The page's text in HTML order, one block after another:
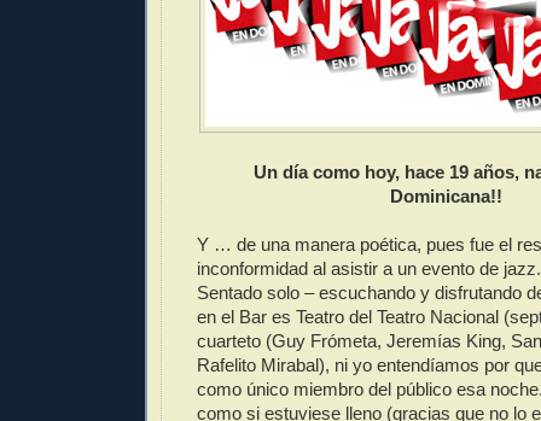
Un día como hoy, hace 19 años,
Dominicana!!
Y … de una manera poética, pues fue el
inconformidad al asistir a un evento de
Sentado solo – escuchando y disfrutando
en el Bar es Teatro del Teatro Nacional
cuarteto (Guy Frómeta, Jeremías King,
Rafelito Mirabal), ni yo entendíamos por
como único miembro del público esa
como si estuviese lleno (gracias que no lo